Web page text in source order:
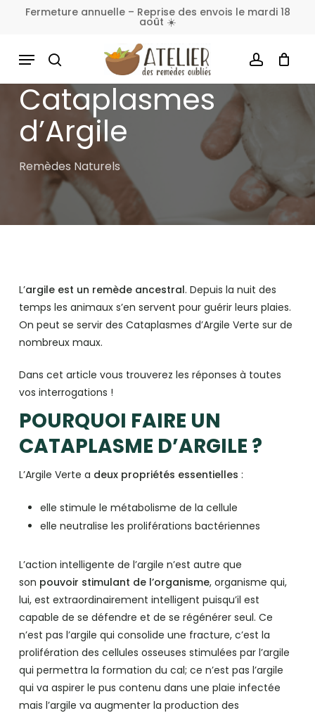
content
Fermeture annuelle – Reprise des envois le mardi 18
août ☀️
SEARCH ACCOUNT
MENU panier
Cataplasmes
d’Argile
Remèdes Naturels
L’argile est un remède ancestral. Depuis la nuit des
temps les animaux s’en servent pour guérir leurs plaies.
On peut se servir des Cataplasmes d’Argile Verte sur de
nombreux maux.
Dans cet article vous trouverez les réponses à toutes
vos interrogations !
POURQUOI FAIRE UN
CATAPLASME D’ARGILE ?
L’Argile Verte a deux propriétés essentielles :
elle stimule le métabolisme de la cellule
elle neutralise les proliférations bactériennes
L’action intelligente de l’argile n’est autre que
son pouvoir stimulant de l’organisme, organisme qui,
lui, est extraordinairement intelligent puisqu’il est
capable de se défendre et de se régénérer seul. Ce
n’est pas l’argile qui consolide une fracture, c’est la
prolifération des cellules osseuses stimulées par l’argile
qui permettra la formation du cal; ce n’est pas l’argile
qui va aspirer le pus contenu dans une plaie infectée
mais l’argile va augmenter la production des